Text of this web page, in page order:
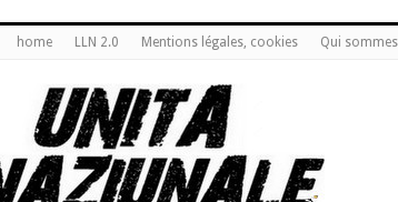
home LLN 2.0 Mentions légales, cookies Qui sommes